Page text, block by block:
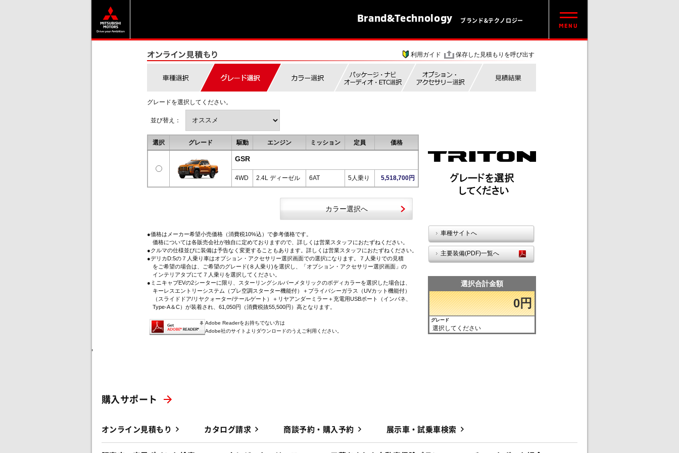
Brand&Technology ブランド&テクノロジー
利用ガイド 保存した見積もりを呼び出す
グレードを選択してください。
並び替え：
選択 グレード 駆動 エンジン ミッション 定員 価格
GSR
4WD 2.4L ディーゼル 6AT 5人乗り 5,518,700円
カラー選択へ
●価格はメーカー希望小売価格（消費税10%込）で参考価格です。
価格については各販売会社が独自に定めておりますので、詳しくは営業スタッフにおたずねください。
●クルマの仕様並びに装備は予告なく変更することもあります。詳しくは営業スタッフにおたずねください。
●デリカD:5の７人乗り車はオプション・アクセサリー選択画面での選択になります。７人乗りでの見積
をご希望の場合は、ご希望のグレード(８人乗り)を選択し、「オプション・アクセサリー選択画面」の
インテリアタブにて７人乗りを選択してください。
●ミニキャブEVの2シーターに限り、スターリングシルバーメタリックのボディカラーを選択した場合は、
キーレスエントリーシステム（プレ空調スターター機能付）＋プライバシーガラス（UVカット機能付）
（スライドドア/リヤクォーター/テールゲート）＋リヤアンダーミラー＋充電用USBポート（インパネ、
Type-A＆C）が装着され、61,050円（消費税抜55,500円）高となります。
Adobe Readerをお持ちでない方は
Adobe社のサイトよりダウンロードのうえご利用ください。
車種サイトへ
主要装備(PDF)一覧へ
選択合計金額
0円
グレード
選択してください
'
購入サポート
オンライン見積もり カタログ請求 商談予約・購入予約 展示車・試乗車検索